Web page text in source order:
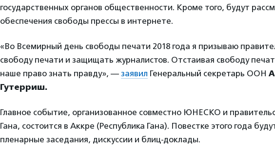
государственных органов общественности. Кроме того, будут
обеспечения свободы прессы в интернете.
«Во Всемирный день свободы печати 2018 года я призываю
свободу печати и защищать журналистов. Отстаивая свободу
наше право знать правду», — заявил Генеральный секретарь ООН
Гутерриш.
Главное событие, организованное совместно ЮНЕСКО и
Гана, состоится в Аккре (Республика Гана). Повестке этого года
пленарные заседания, дискуссии и блиц-доклады.